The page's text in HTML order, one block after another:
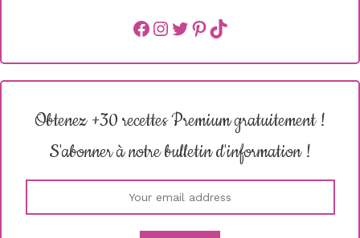
Facebook
instagram
Twitter
Pinterest
TikTok
Obtenez +30 recettes Premium gratuitement !
S'abonner à notre bulletin d'information !